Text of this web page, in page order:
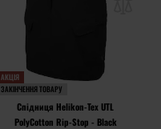
АКЦІЯ
ЗАКІНЧЕННЯ ТОВАРУ
Спідниця Helikon-Tex UTL
PolyCotton Rip-Stop - Black